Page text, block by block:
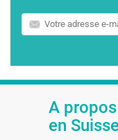
Votre
adresse
A
en